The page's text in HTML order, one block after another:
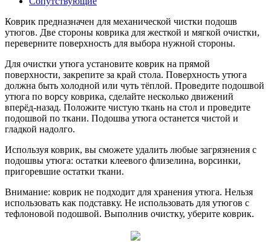
Коврик предназначен для механической чистки подошв
утюгов. Две стороны коврика для жесткой и мягкой очистки,
переверните поверхность для выбора нужной стороны.
Для очистки утюга установите коврик на прямой
поверхности, закрепите за край стола. Поверхность утюга
должна быть холодной или чуть тёплой. Проведите подошвой
утюга по ворсу коврика, сделайте несколько движений
вперёд-назад. Положите чистую ткань на стол и проведите
подошвой по ткани. Подошва утюга останется чистой и
гладкой надолго.
Используя коврик, вы сможете удалить любые загрязнения с
подошвы утюга: остатки клеевого флизелина, ворсинки,
пригоревшие остатки ткани.
Внимание: коврик не подходит для хранения утюга. Нельзя
использовать как подставку. Не использовать для утюгов с
тефлоновой подошвой. Выполнив очистку, уберите коврик.